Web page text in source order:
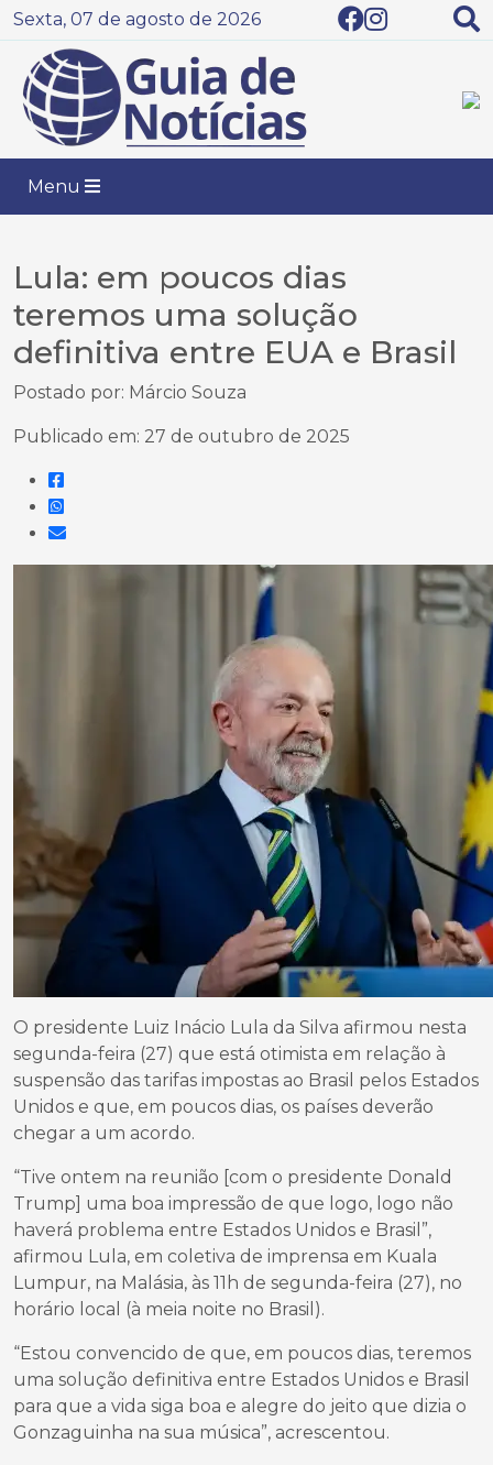
Sexta, 07 de agosto de 2026
Menu
Lula: em poucos dias
teremos uma solução
definitiva entre EUA e Brasil
Postado por: Márcio Souza
Publicado em: 27 de outubro de 2025
O presidente Luiz Inácio Lula da Silva afirmou nesta
segunda-feira (27) que está otimista em relação à
suspensão das tarifas impostas ao Brasil pelos Estados
Unidos e que, em poucos dias, os países deverão
chegar a um acordo.
“Tive ontem na reunião [com o presidente Donald
Trump] uma boa impressão de que logo, logo não
haverá problema entre Estados Unidos e Brasil”,
afirmou Lula, em coletiva de imprensa em Kuala
Lumpur, na Malásia, às 11h de segunda-feira (27), no
horário local (à meia noite no Brasil).
“Estou convencido de que, em poucos dias, teremos
uma solução definitiva entre Estados Unidos e Brasil
para que a vida siga boa e alegre do jeito que dizia o
Gonzaguinha na sua música”, acrescentou.